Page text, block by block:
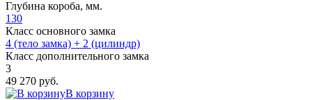
Глубина короба, мм.
130
Класс основного замка
4 (тело замка) + 2 (цилиндр)
Класс дополнительного замка
3
49 270 руб.
В корзину